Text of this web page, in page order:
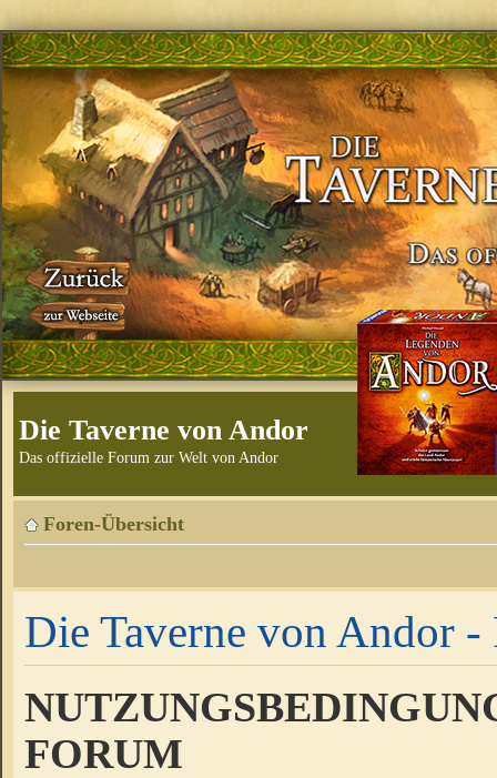
Die Taverne von Andor
Das offizielle Forum zur Welt von Andor
Foren-Übersicht
Die Taverne von Andor -
FORUM